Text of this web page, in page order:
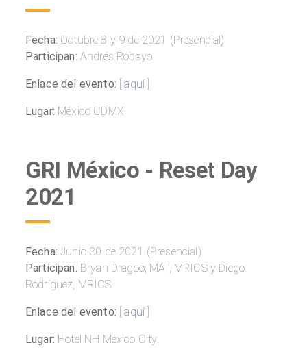
Fecha: Octubre 8 y 9 de 2021 (Presencial)
Participan: Andrés Robayo
Enlace del evento: [aquí
Lugar: México CDMX
GRI México - Reset Day
2021
Fecha: Junio 30 de 2021 (Presencial)
Participan: Bryan Dragoo, MAI, MRICS y Diego
Rodríguez, MRICS
Enlace del evento: [aquí
Lugar: Hotel NH México City